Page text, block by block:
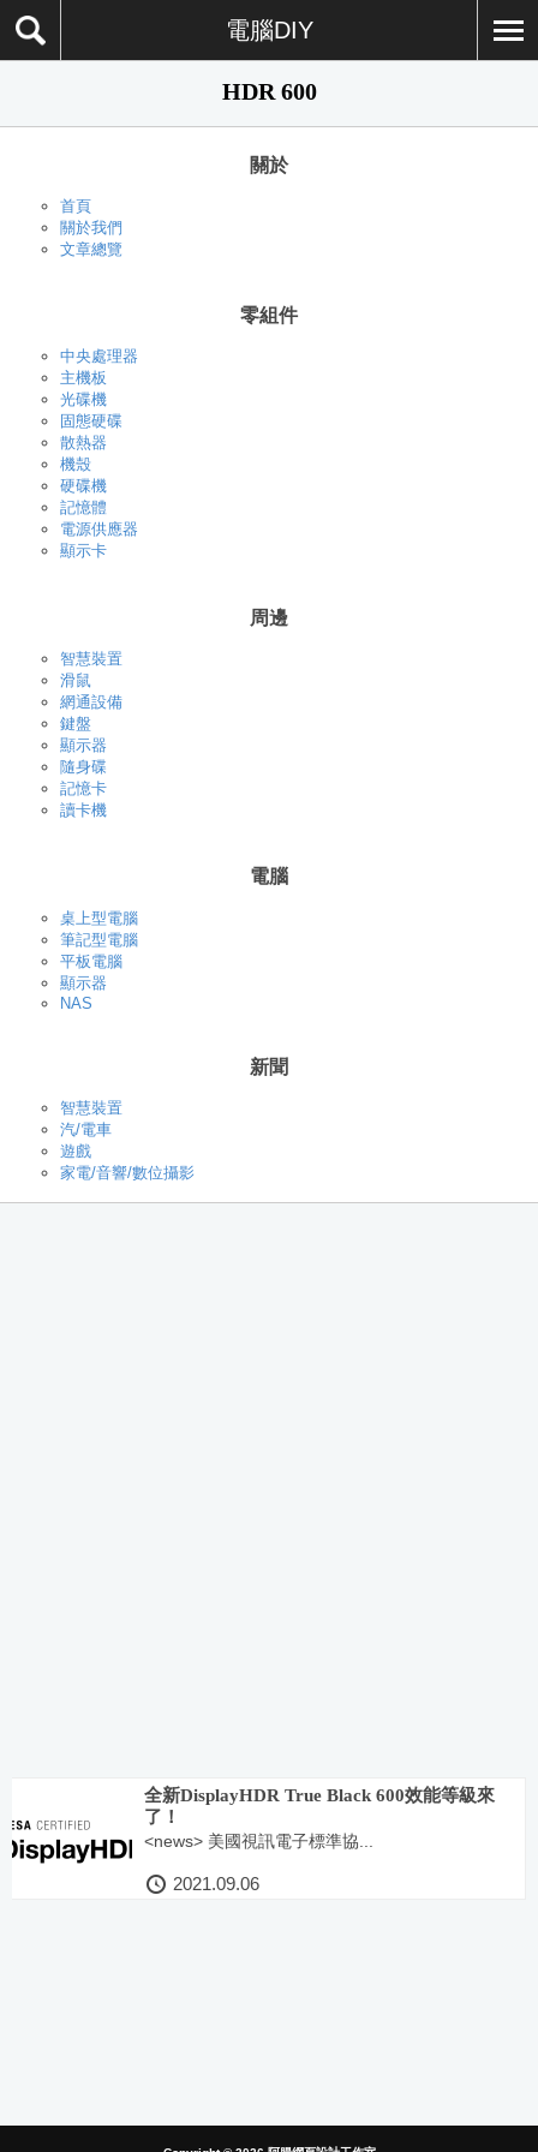
電腦DIY
HDR 600
關於
首頁
關於我們
文章總覽
零組件
中央處理器
主機板
光碟機
固態硬碟
散熱器
機殼
硬碟機
記憶體
電源供應器
顯示卡
周邊
智慧裝置
滑鼠
網通設備
鍵盤
顯示器
隨身碟
記憶卡
讀卡機
電腦
桌上型電腦
筆記型電腦
平板電腦
顯示器
NAS
新聞
智慧裝置
汽/電車
遊戲
家電/音響/數位攝影
全新DisplayHDR True Black 600效能等級來
了！
<news> 美國視訊電子標準協...
2021.09.06